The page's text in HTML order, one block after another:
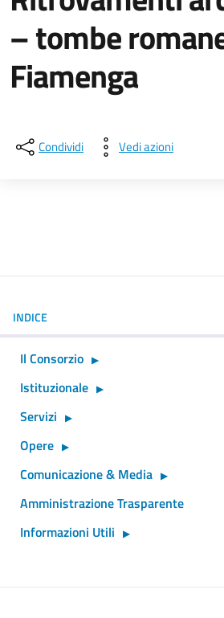
– tombe
Fiamenga
Condividi Vedi azioni
INDICE
Il Consorzio
Istituzionale
Servizi
Opere
Comunicazione & Media
Amministrazione Trasparente
Informazioni Utili